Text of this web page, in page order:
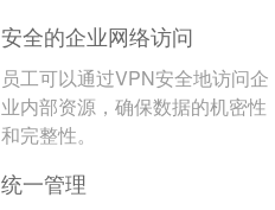
安全的企业网络访问
员工可以通过VPN安全地访问企
业内部资源，确保数据的机密性
和完整性。
统一管理